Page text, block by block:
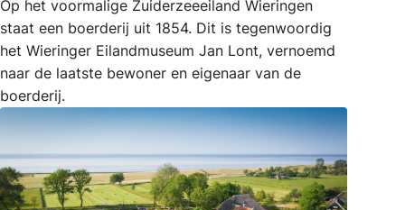
Op het voormalige Zuiderzeeeiland Wieringen
staat een boerderij uit 1854. Dit is tegenwoordig
het Wieringer Eilandmuseum Jan Lont, vernoemd
naar de laatste bewoner en eigenaar van de
boerderij.